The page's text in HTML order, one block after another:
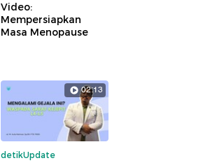
Video:
Mempersiapkan
Masa Menopause
02:13
detikUpdate